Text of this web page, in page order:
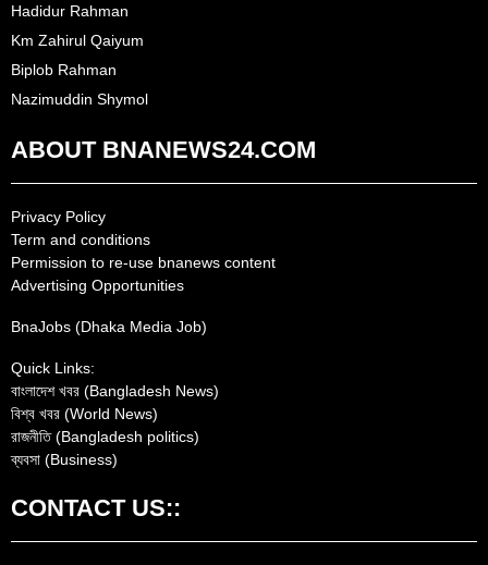
Hadidur Rahman
Km Zahirul Qaiyum
Biplob Rahman
Nazimuddin Shymol
ABOUT BNANEWS24.COM
Privacy Policy
Term and conditions
Permission to re-use bnanews content
Advertising Opportunities
BnaJobs (Dhaka Media Job)
Quick Links:
বাংলাদেশ খবর (Bangladesh News)
বিশ্ব খবর (World News)
রাজনীতি (Bangladesh politics)
ব্যবসা (Business)
CONTACT US::